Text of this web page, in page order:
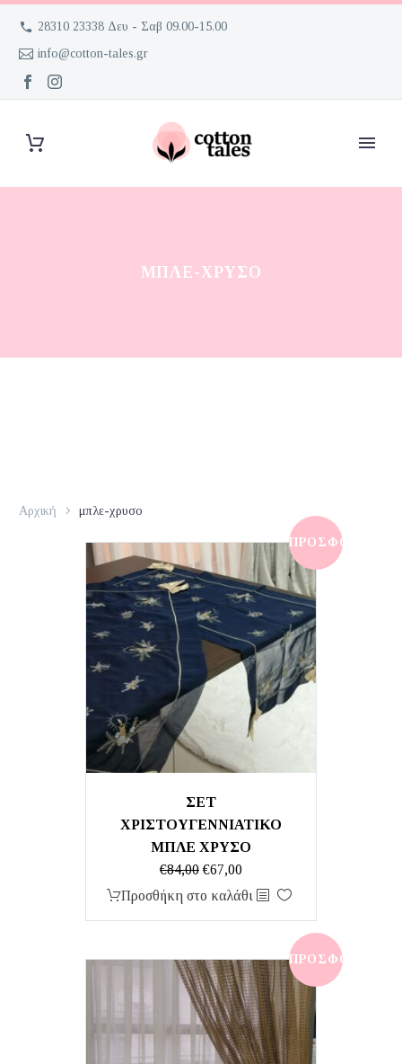
28310 23338 Δευ - Σαβ 09.00-15.00
info@cotton-tales.gr
ΜΠΛΕ-ΧΡΥΣΟ
Αρχική μπλε-χρυσο
ΠΡΟΣΦΟΡΆ!
ΣΕΤ
ΧΡΙΣΤΟΥΓΕΝΝΙΑΤΙΚΟ
ΜΠΛΕ ΧΡΥΣΟ
€84,00 Original
price
€67,00Η
τρέχουσα
€67,00.
Προσθήκη στο καλάθι
ΠΡΟΣΦΟΡΆ!